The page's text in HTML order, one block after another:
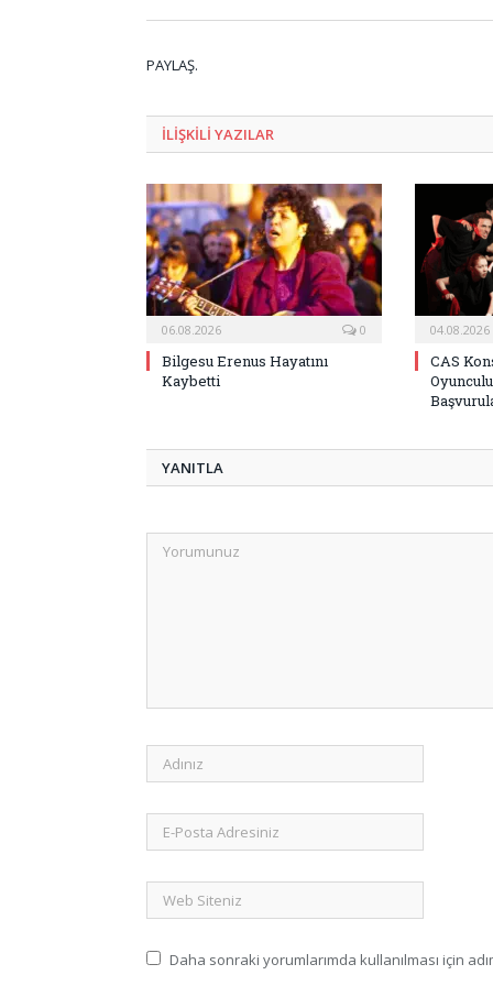
PAYLAŞ.
ILIŞKILI YAZILAR
06.08.2026 0
Bilgesu Erenus Hayatını
Kaybetti
04.08.2026
CAS
YANITLA
Daha sonraki yorumlarımda kullanılması için